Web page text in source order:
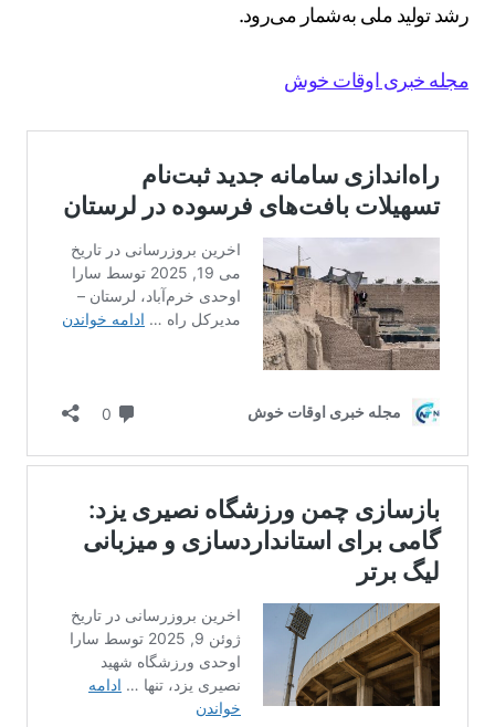
رشد تولید ملی به‌شمار می‌رود.
مجله خبری اوقات خوش